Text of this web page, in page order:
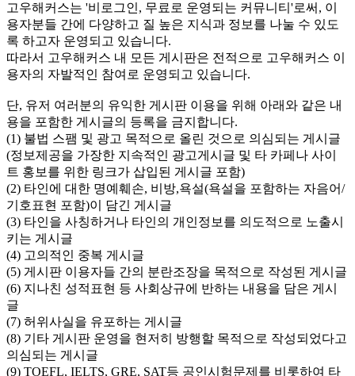
고우해커스는 '비로그인, 무료로 운영되는 커뮤니티'로써, 이
용자분들 간에 다양하고 질 높은 지식과 정보를 나눌 수 있도
록 하고자 운영되고 있습니다.
따라서 고우해커스 내 모든 게시판은 전적으로 고우해커스 이
용자의 자발적인 참여로 운영되고 있습니다.
단, 유저 여러분의 유익한 게시판 이용을 위해 아래와 같은 내
용을 포함한 게시글의 등록을 금지합니다.
(1) 불법 스팸 및 광고 목적으로 올린 것으로 의심되는 게시글
(정보제공을 가장한 지속적인 광고게시글 및 타 카페나 사이
트 홍보를 위한 링크가 삽입된 게시글 포함)
(2) 타인에 대한 명예훼손, 비방,욕설(욕설을 포함하는 자음어/
기호표현 포함)이 담긴 게시글
(3) 타인을 사칭하거나 타인의 개인정보를 의도적으로 노출시
키는 게시글
(4) 고의적인 중복 게시글
(5) 게시판 이용자들 간의 분란조장을 목적으로 작성된 게시글
(6) 지나친 성적표현 등 사회상규에 반하는 내용을 담은 게시
글
(7) 허위사실을 유포하는 게시글
(8) 기타 게시판 운영을 현저히 방행할 목적으로 작성되었다고
의심되는 게시글
(9) TOEFL, IELTS, GRE, SAT등 공인시험문제를 비롯하여 타